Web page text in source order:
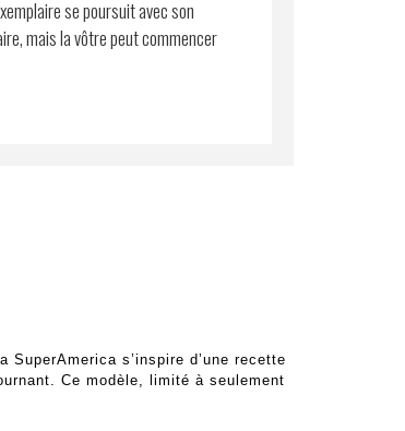
se poursuit avec son
mais la vôtre peut commencer
s’inspire d’une recette
Ce modèle, limité à seulement